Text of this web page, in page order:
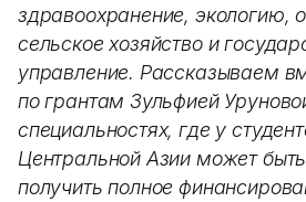
здравоохранение, экологию,
сельское хозяйство и
управление. Рассказываем
по грантам Зульфией
специальностях, где у
Центральной Азии может
получить полное